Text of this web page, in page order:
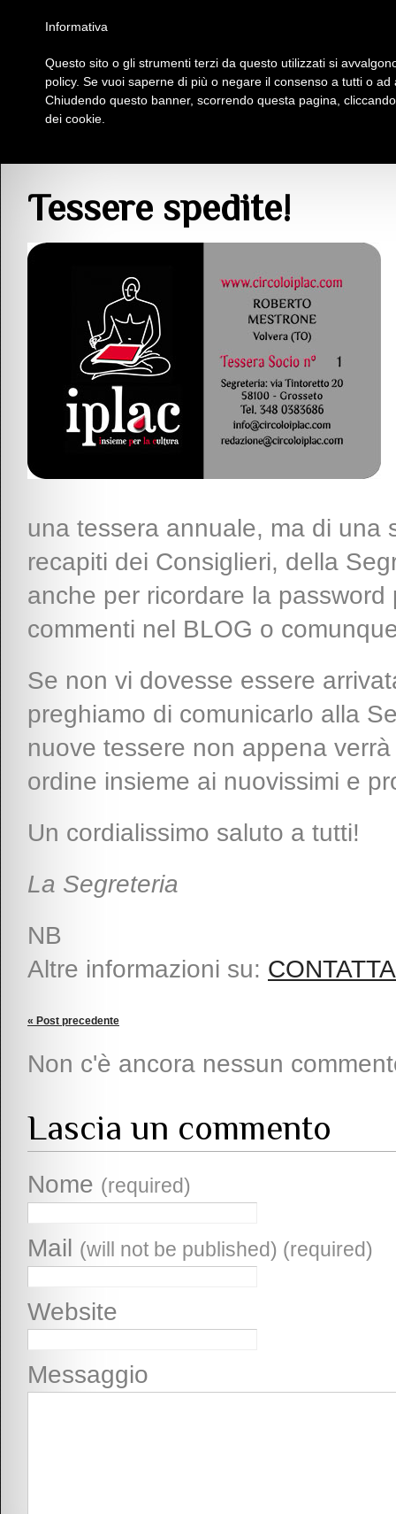
Insieme Per La Cultura
Tessere spedite!
una tessera annuale, ma di una
recapiti dei Consiglieri, della
anche per ricordare la
commenti nel BLOG o
Se non vi dovesse essere
preghiamo di comunicarlo alla
nuove tessere non appena
ordine insieme ai nuovissimi e
Un cordialissimo saluto a tutti!
La Segreteria
NB
Altre informazioni su:
« Post precedente
Non c'è ancora nessun
Lascia un commento
Nome (required)
Mail (will not be published) (required)
Website
Messaggio
Informativa
Questo sito o gli strumenti terzi da questo utilizzati si
policy. Se vuoi saperne di più o negare il consenso a tutti o
Chiudendo questo banner, scorrendo questa pagina,
dei cookie.